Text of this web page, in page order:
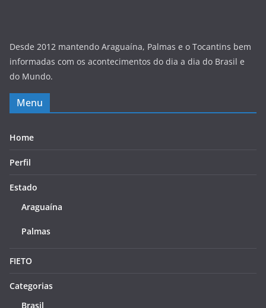
Desde 2012 mantendo Araguaína, Palmas e o Tocantins bem
informadas com os acontecimentos do dia a dia do Brasil e
do Mundo.
Menu
Home
Perfil
Estado
Araguaína
Palmas
FIETO
Categorias
Brasil